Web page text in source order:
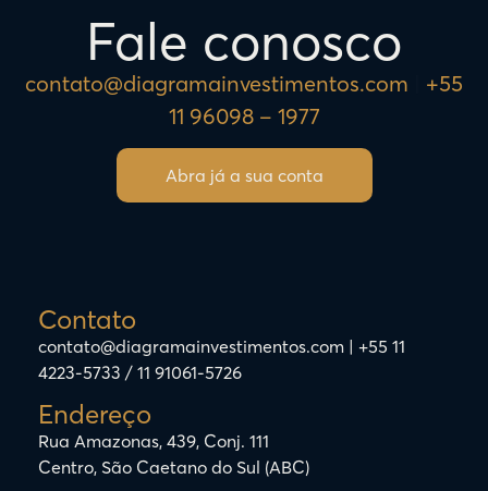
Fale conosco
contato@diagramainvestimentos.com
+55
11 96098 – 1977
Abra já a sua conta
Contato
contato@diagramainvestimentos.com | +55 11
4223-5733 / 11 91061-5726
Endereço
Rua Amazonas, 439, Conj. 111
Centro, São Caetano do Sul (ABC)